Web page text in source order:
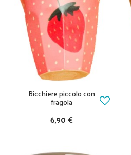
Bicchiere piccolo con
fragola
6,90 €